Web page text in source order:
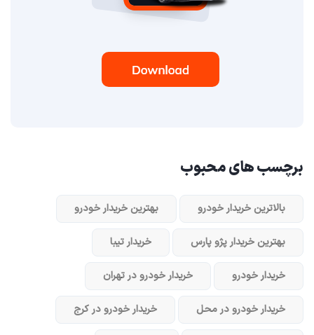
برچسب های محبوب
بالاترین خریدار خودرو بهترین خریدار خودرو
بهترین خریدار پژو پارس خریدار تیبا
خریدار خودرو خریدار خودرو در تهران
خریدار خودرو در محل خریدار خودرو در کرج